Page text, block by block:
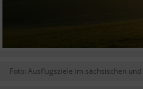
Foto: Ausflugsziele im sächsischen